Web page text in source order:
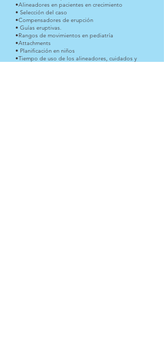
•Alineadores en pacientes en crecimiento
• Selección del caso
•Compensadores de erupción
• Guías eruptivas.
•Rangos de movimientos en pediatría
•Attachments
• Planificación en niños
•Tiempo de uso de los alineadores, cuidados y